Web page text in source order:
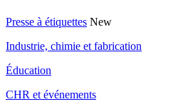
Presse à étiquettes New
Industrie, chimie et fabrication
Éducation
CHR et événements